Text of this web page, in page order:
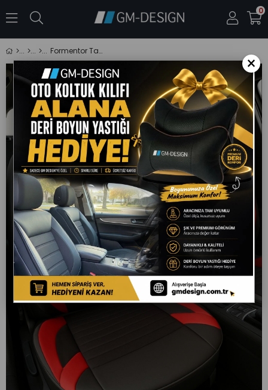
0
Formentor Tay Tüyü Üniversal Kırmızı Oto Koltuk Kılıfı (RENAULT Fluence-Megan 1-2-3-Clio-Symbol-Tailant-Toros)
×